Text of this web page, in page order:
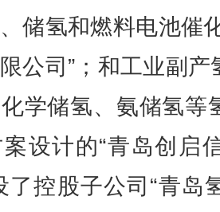
储氢和燃料电池催
公司”；和工业副
学储氢、氨储氢等
设计的“青岛创启
了控股子公司“青岛